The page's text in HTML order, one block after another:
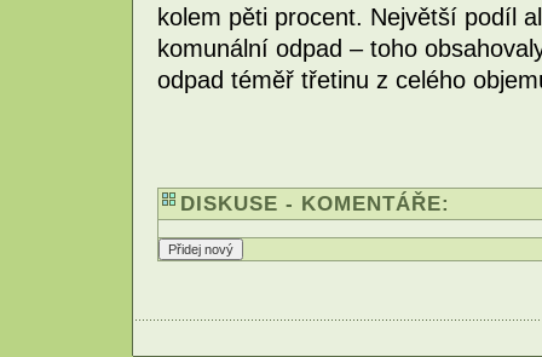
kolem pěti procent. Největší podíl
komunální odpad – toho
odpad téměř třetinu z celého
DISKUSE - KOMENTÁŘE: